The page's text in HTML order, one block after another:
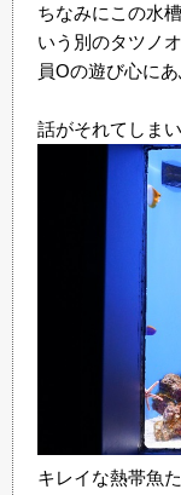
ちなみにこの水
いう別のタツノ
員Oの遊び心に
話がそれてしま
キレイな熱帯魚